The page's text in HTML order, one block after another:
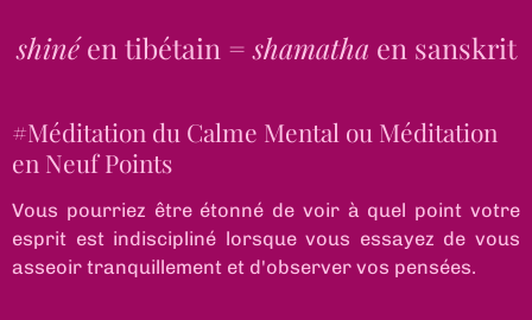
shinéen tibétain =shamatha en sanskrit
#Méditation du Calme Mental ou Méditation
en Neuf Points
Vous pourriez être étonné de voir à quel point votre
esprit est indiscipliné lorsque vous essayez de vous
asseoir tranquillement et d'observer vos pensées.